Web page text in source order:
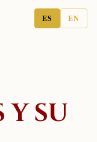
ES EN
Y SU